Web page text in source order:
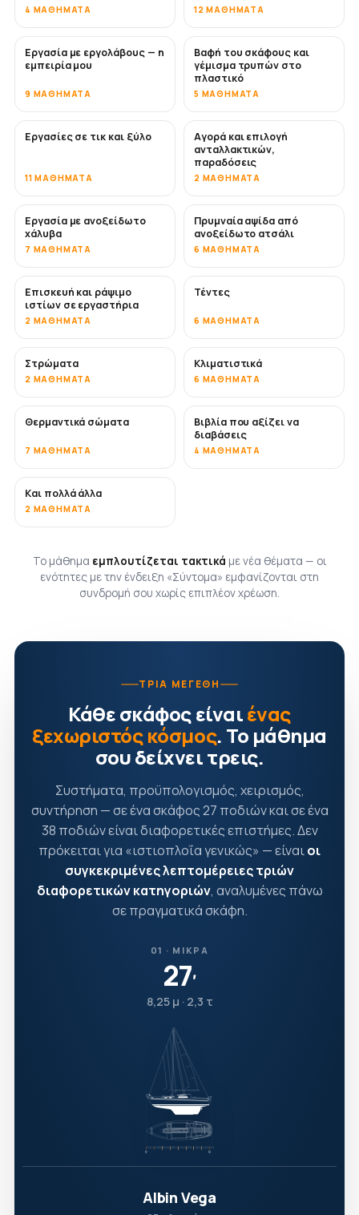
4 ΜΑΘΉΜΑΤΑ 12 ΜΑΘΉΜΑΤΑ
ΣΎΝΤΟΜΑ
Εργασία με εργολάβους — η
εμπειρία μου
9 ΜΑΘΉΜΑΤΑ
ΣΎΝΤΟΜΑ
Βαφή του σκάφους και
γέμισμα τρυπών στο
πλαστικό
5 ΜΑΘΉΜΑΤΑ
Εργασίες σε τικ και ξύλο
11 ΜΑΘΉΜΑΤΑ
ΣΎΝΤΟΜΑ
Αγορά και επιλογή
ανταλλακτικών,
παραδόσεις
2 ΜΑΘΉΜΑΤΑ
ΣΎΝΤΟΜΑ
Εργασία με ανοξείδωτο
χάλυβα
7 ΜΑΘΉΜΑΤΑ
Πρυμναία αψίδα από
ανοξείδωτο ατσάλι
6 ΜΑΘΉΜΑΤΑ
ΣΎΝΤΟΜΑ
Επισκευή και ράψιμο
ιστίων σε εργαστήρια
2 ΜΑΘΉΜΑΤΑ
Τέντες
6 ΜΑΘΉΜΑΤΑ
Στρώματα
2 ΜΑΘΉΜΑΤΑ
ΣΎΝΤΟΜΑ
Κλιματιστικά
6 ΜΑΘΉΜΑΤΑ
ΣΎΝΤΟΜΑ
Θερμαντικά σώματα
7 ΜΑΘΉΜΑΤΑ
ΣΎΝΤΟΜΑ
Βιβλία που αξίζει να
διαβάσεις
4 ΜΑΘΉΜΑΤΑ
ΣΎΝΤΟΜΑ
Και πολλά άλλα
2 ΜΑΘΉΜΑΤΑ
Το μάθημα εμπλουτίζεται τακτικά με νέα θέματα — οι
ενότητες με την ένδειξη «Σύντομα» εμφανίζονται στη
συνδρομή σου χωρίς επιπλέον χρέωση.
ΤΡΊΑ ΜΕΓΈΘΗ
Κάθε σκάφος είναιένας
ξεχωριστός κόσμος. Το μάθημα
σου δείχνει τρεις.
Συστήματα, προϋπολογισμός, χειρισμός,
συντήρηση — σε ένα σκάφος 27 ποδιών και σε ένα
38 ποδιών είναι διαφορετικές επιστήμες. Δεν
πρόκειται για «ιστιοπλοΐα γενικώς» — είναιοι
συγκεκριμένες λεπτομέρειες τριών
διαφορετικών κατηγοριών, αναλυμένες πάνω
σε πραγματικά σκάφη.
01 · ΜΙΚΡΆ
27′
8,25 μ · 2,3 τ
Albin Vega